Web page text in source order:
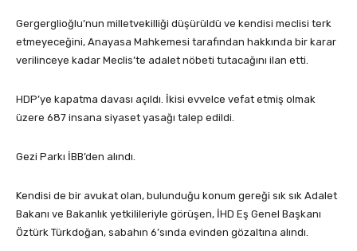
Gergerglioğlu’nun milletvekilliği düşürüldü ve kendisi meclisi terk
etmeyeceğini, Anayasa Mahkemesi tarafından hakkında bir karar
verilinceye kadar Meclis’te adalet nöbeti tutacağını ilan etti.
HDP’ye kapatma davası açıldı. İkisi evvelce vefat etmiş olmak
üzere 687 insana siyaset yasağı talep edildi.
Gezi Parkı İBB’den alındı.
Kendisi de bir avukat olan, bulunduğu konum gereği sık sık Adalet
Bakanı ve Bakanlık yetkilileriyle görüşen, İHD Eş Genel Başkanı
Öztürk Türkdoğan, sabahın 6’sında evinden gözaltına alındı.